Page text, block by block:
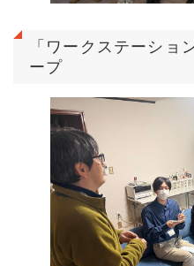
「ワークステーショ
ープ